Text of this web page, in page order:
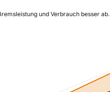
und Verbrauch besser ab.